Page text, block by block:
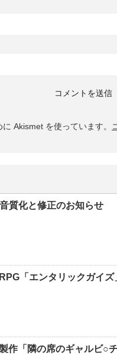
Akismet を使っています。
質化と修正のお知らせ
「エンタリックガイズ
作「隣の席のギャルビ○